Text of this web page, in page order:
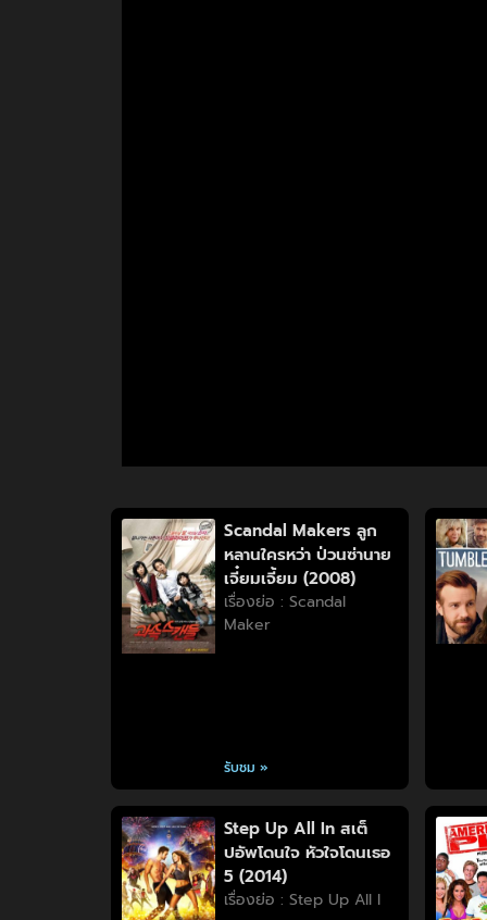
Scandal Makers ลูก
หลานใครหว่า ป่วนซ่านาย
เจี๋ยมเจี้ยม (2008)
เรื่องย่อ : Scandal
Maker
รับชม »
Step Up All In สเต็
ปอัพโดนใจ หัวใจโดนเธอ
5 (2014)
เรื่องย่อ : Step Up All I